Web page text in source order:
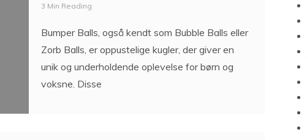
3 Min Reading
Bumper Balls, også kendt som Bubble Balls eller
Zorb Balls, er oppustelige kugler, der giver en
unik og underholdende oplevelse for børn og
voksne. Disse